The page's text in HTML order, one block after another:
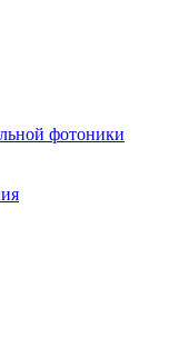
фотоники